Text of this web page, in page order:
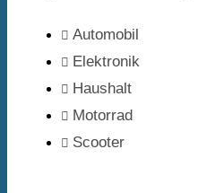
Automobil
Elektronik
Haushalt
Motorrad
Scooter